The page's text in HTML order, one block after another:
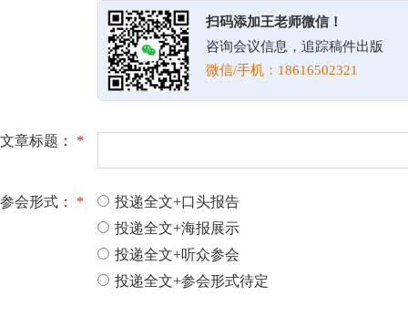
扫码添加王老师微信！
咨询会议信息，追踪稿件出版
微信/手机：18616502321
文章标题： *
参会形式： *
投递全文+口头报告
投递全文+海报展示
投递全文+听众参会
投递全文+参会形式待定